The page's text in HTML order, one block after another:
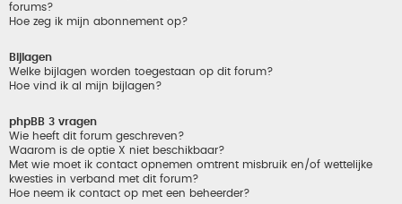
forums?
Hoe zeg ik mijn abonnement op?
Bijlagen
Welke bijlagen worden toegestaan op dit forum?
Hoe vind ik al mijn bijlagen?
phpBB 3 vragen
Wie heeft dit forum geschreven?
Waarom is de optie X niet beschikbaar?
Met wie moet ik contact opnemen omtrent misbruik en/of wettelijke
kwesties in verband met dit forum?
Hoe neem ik contact op met een beheerder?